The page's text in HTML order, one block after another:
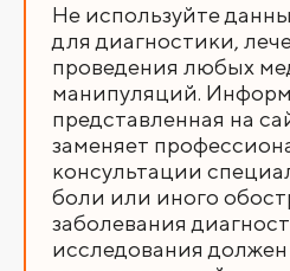
Не используйте
для диагностики,
проведения любых
манипуляций.
представленная на
заменяет
консультации
боли или иного
заболевания
исследования должен